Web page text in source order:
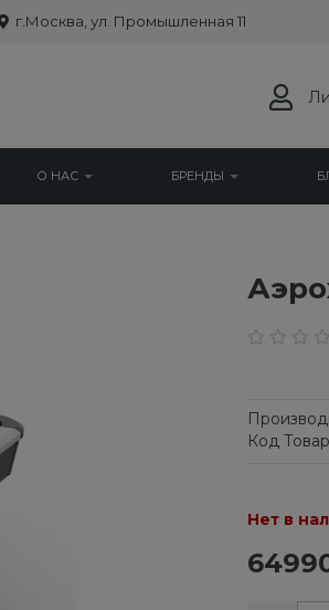
г.Москва, ул. Промышленная 11
О НАС БРЕНДЫ
Код
Нет в